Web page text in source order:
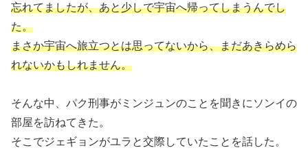
忘れてましたが、あと少しで宇宙へ帰ってしまうんでし
た。
まさか宇宙へ旅立つとは思ってないから、まだあきらめら
れないかもしれません。
そんな中、パク刑事がミンジュンのことを聞きにソンイの
部屋を訪ねてきた。
そこでジェギョンがユラと交際していたことを話した。